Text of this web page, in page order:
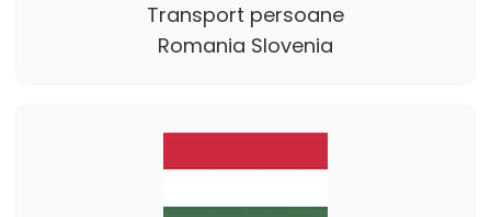
Transport persoane
Romania Slovenia